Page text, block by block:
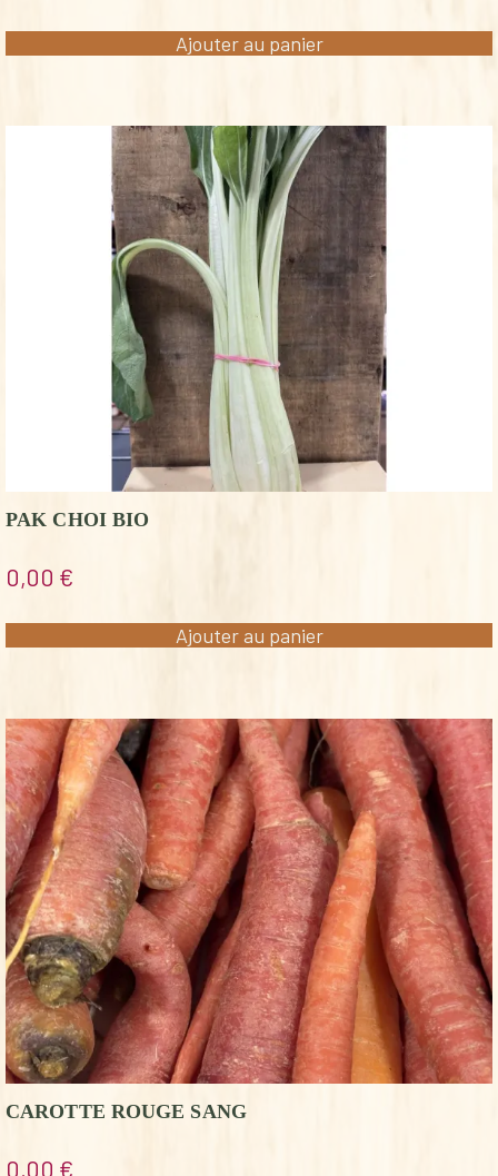
Ajouter au panier
PAK CHOI BIO
0,00 €
Ajouter au panier
CAROTTE ROUGE SANG
0,00 €